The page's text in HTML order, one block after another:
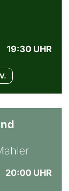
19:30 UHR
20:00 UHR